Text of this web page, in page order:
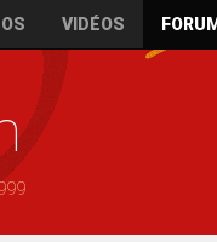
VIDÉOS FORUM